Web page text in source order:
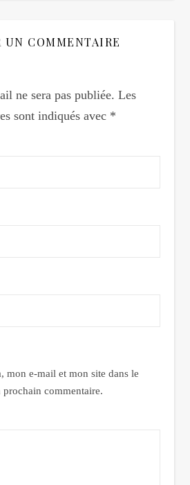
UN COMMENTAIRE
ne sera pas publiée. Les
sont indiqués avec *
mon e-mail et mon site dans le
commentaire.